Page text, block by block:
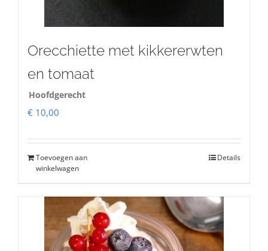
Orecchiette met kikkererwten
en tomaat
Hoofdgerecht
€ 10,00
Toevoegen aan
winkelwagen
Details